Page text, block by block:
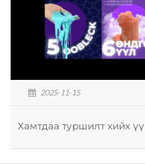
2025-11-15
Хамтдаа туршилт хийх үү